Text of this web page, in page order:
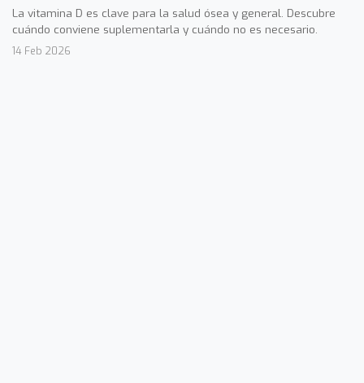
La vitamina D es clave para la salud ósea y general. Descubre
cuándo conviene suplementarla y cuándo no es necesario.
14 Feb 2026